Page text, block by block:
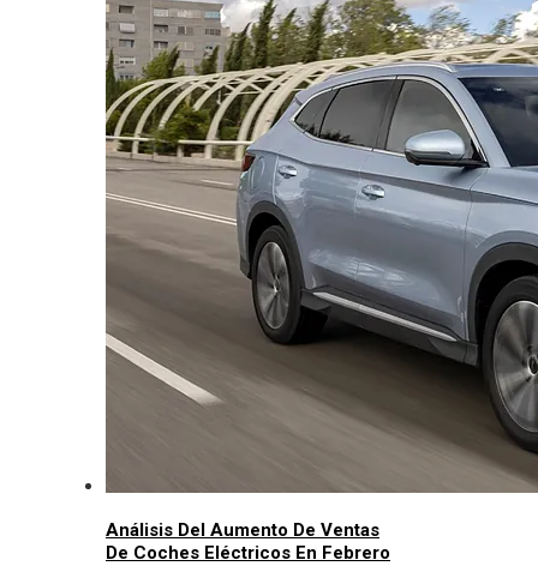
Análisis Del Aumento De Ventas
De Coches Eléctricos En Febrero